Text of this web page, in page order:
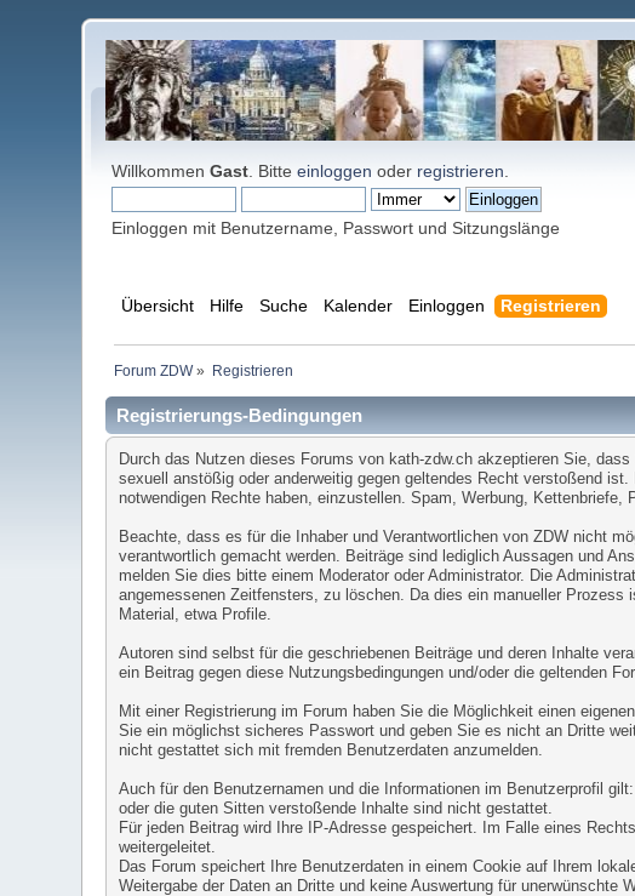
WillkommenGast . Bitteeinloggen oder registrieren
Einloggen mit Benutzername, Passwort und Sitzungslänge
Übersicht Hilfe Suche Kalender Einloggen Registrieren
Forum ZDW» Registrieren
Registrierungs-Bedingungen
Durch das Nutzen dieses Forums von kath-zdw.ch akzeptieren Sie,
sexuell anstößig oder anderweitig gegen geltendes Recht verstoßend
notwendigen Rechte haben, einzustellen. Spam, Werbung,
Beachte, dass es für die Inhaber und Verantwortlichen von ZDW nicht
verantwortlich gemacht werden. Beiträge sind lediglich Aussagen und
melden Sie dies bitte einem Moderator oder Administrator. Die
angemessenen Zeitfensters, zu löschen. Da dies ein manueller
Material, etwa Profile.
Autoren sind selbst für die geschriebenen Beiträge und deren Inhalte
ein Beitrag gegen diese Nutzungsbedingungen und/oder die geltenden
Mit einer Registrierung im Forum haben Sie die Möglichkeit einen
Sie ein möglichst sicheres Passwort und geben Sie es nicht an Dritte
nicht gestattet sich mit fremden Benutzerdaten anzumelden.
Auch für den Benutzernamen und die Informationen im Benutzerprofil
oder die guten Sitten verstoßende Inhalte sind nicht gestattet.
Für jeden Beitrag wird Ihre IP-Adresse gespeichert. Im Falle eines
weitergeleitet.
Das Forum speichert Ihre Benutzerdaten in einem Cookie auf Ihrem
Weitergabe der Daten an Dritte und keine Auswertung für unerwünschte